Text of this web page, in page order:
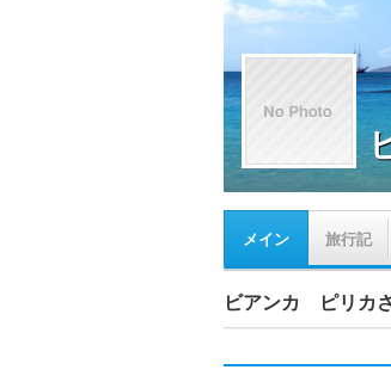
メイン 旅行記
ビアンカ ピリカ